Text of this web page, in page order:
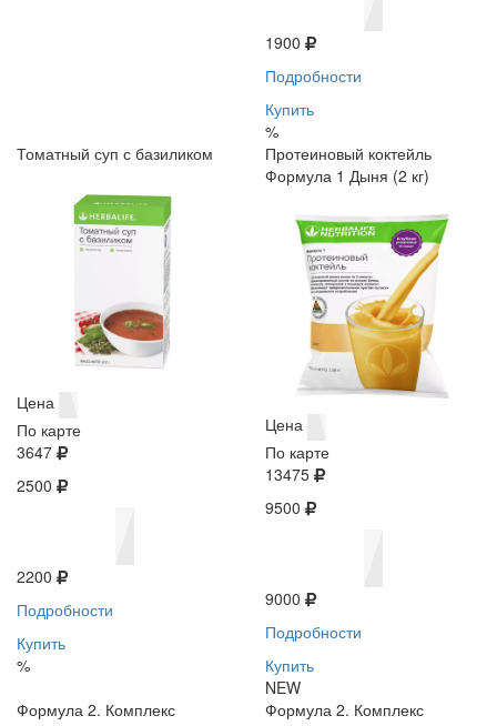
1900
Подробности
Купить
%
Томатный суп с базиликом
Цена
По карте
3647
2500
2200
Подробности
Купить
%
Протеиновый коктейль
Формула 1 Дыня (2 кг)
Цена
По карте
13475
9500
9000
Подробности
Купить
NEW
Формула 2. Комплекс
Формула 2. Комплекс